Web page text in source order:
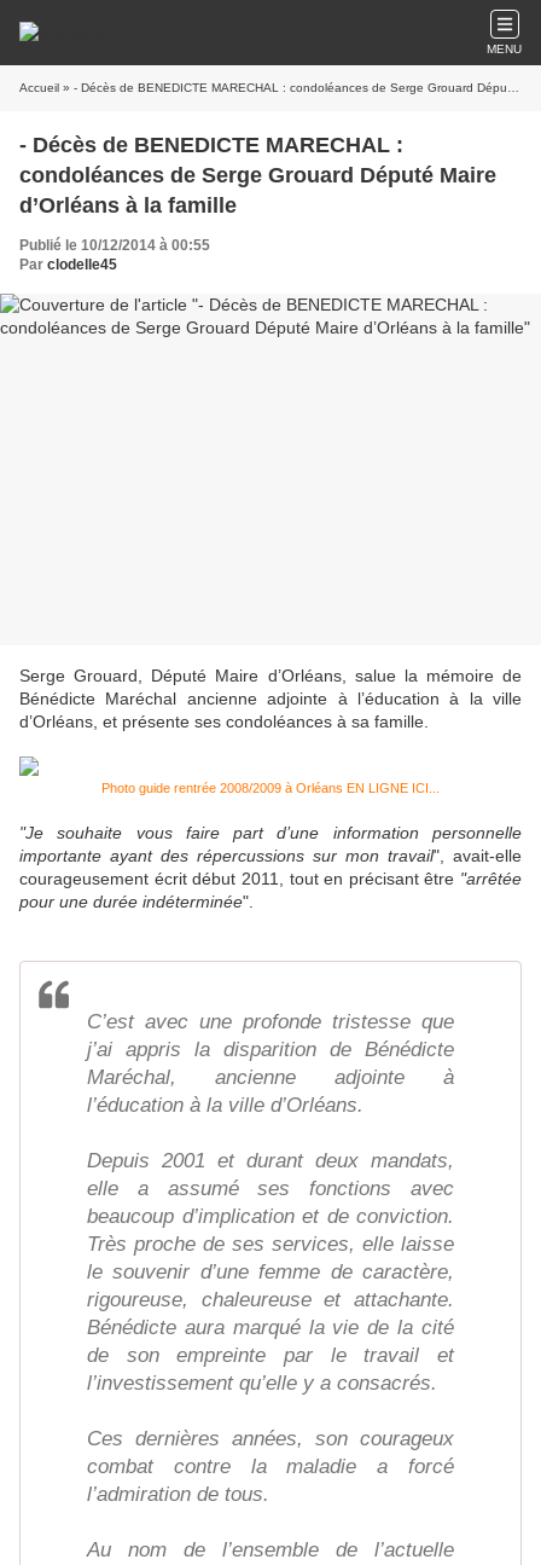
MENU
Accueil » - Décès de BENEDICTE MARECHAL : condoléances de Serge Grouard Député Maire d’Orléans à la famille
- Décès de BENEDICTE MARECHAL :
condoléances de Serge Grouard Député Maire
d’Orléans à la famille
Publié le 10/12/2014 à 00:55
Par clodelle45
Serge Grouard, Député Maire d’Orléans, salue la mémoire de
Bénédicte Maréchal ancienne adjointe à l’éducation à la ville
d’Orléans, et présente ses condoléances à sa famille.
Photo guide rentrée 2008/2009 à Orléans EN LIGNE ICI...
"Je souhaite vous faire part d’une information personnelle
importante ayant des répercussions sur mon travail", avait-elle
courageusement écrit début 2011, tout en précisant être "arrêtée
pour une durée indéterminée".
C’est avec une profonde tristesse que
j’ai appris la disparition de Bénédicte
Maréchal, ancienne adjointe à
l’éducation à la ville d’Orléans.
Depuis 2001 et durant deux mandats,
elle a assumé ses fonctions avec
beaucoup d’implication et de conviction.
Très proche de ses services, elle laisse
le souvenir d’une femme de caractère,
rigoureuse, chaleureuse et attachante.
Bénédicte aura marqué la vie de la cité
de son empreinte par le travail et
l’investissement qu’elle y a consacrés.
Ces dernières années, son courageux
combat contre la maladie a forcé
l’admiration de tous.
Au nom de l’ensemble de l’actuelle